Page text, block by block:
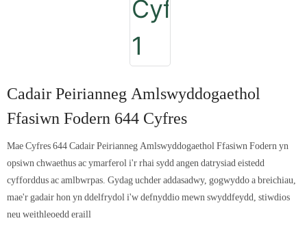
Cadair Peirianneg Amlswyddogaethol
Ffasiwn Fodern 644 Cyfres
Mae Cyfres 644 Cadair Peirianneg Amlswyddogaethol Ffasiwn Fodern yn
opsiwn chwaethus ac ymarferol i'r rhai sydd angen datrysiad eistedd
cyfforddus ac amlbwrpas. Gydag uchder addasadwy, gogwyddo a breichiau,
mae'r gadair hon yn ddelfrydol i'w defnyddio mewn swyddfeydd, stiwdios
neu weithleoedd eraill